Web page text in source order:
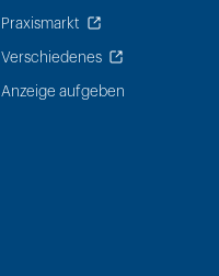
Praxismarkt
Verschiedenes
Anzeige aufgeben